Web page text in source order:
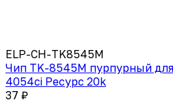
ELP-CH-TK8545M
Чип TK-8545M пурпурный
4054сi Ресурс 20k
37 ₽